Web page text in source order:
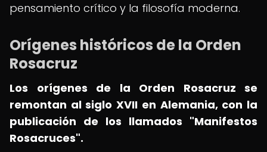
pensamiento crítico y la filosofía moderna.
Orígenes históricos de la Orden
Rosacruz
Los orígenes de la Orden Rosacruz se
remontan al siglo XVII en Alemania, con la
publicación de los llamados "Manifestos
Rosacruces".